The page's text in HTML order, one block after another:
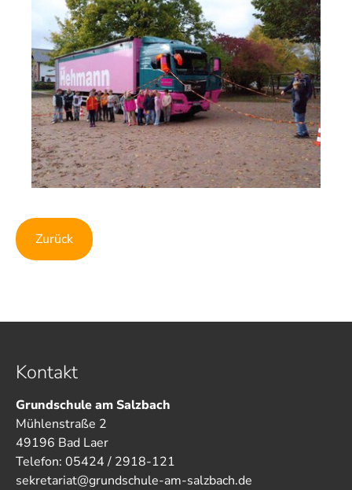
Zurück
Kontakt
Grundschule am Salzbach
Mühlenstraße 2
49196 Bad Laer
Telefon: 05424 / 2918-121
sekretariat@grundschule-am-salzbach.de